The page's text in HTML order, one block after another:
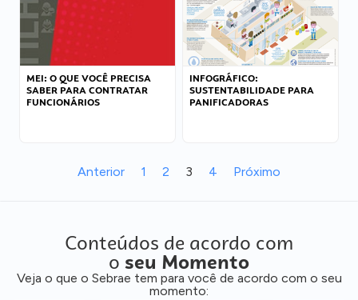
MEI: O QUE VOCÊ PRECISA
SABER PARA CONTRATAR
FUNCIONÁRIOS
INFOGRÁFICO:
SUSTENTABILIDADE PARA
PANIFICADORAS
Anterior 1 2 3 4 Próximo
Conteúdos de acordo com
o seu Momento
Veja o que o Sebrae tem para você de acordo com o seu
momento: